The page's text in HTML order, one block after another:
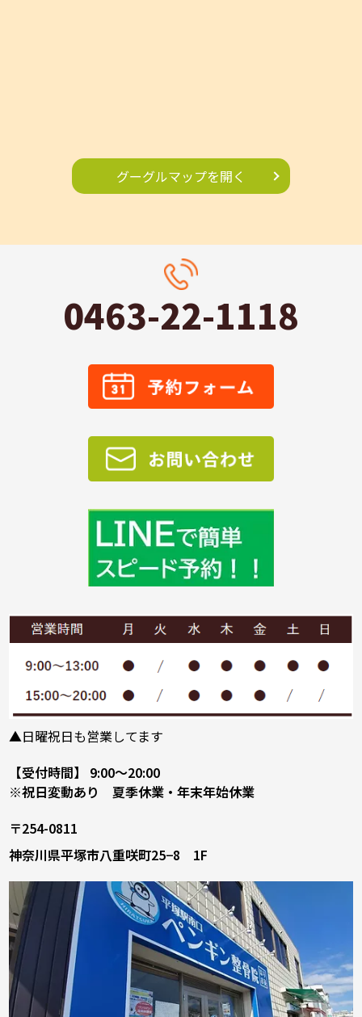
グーグルマップを開く
0463-22-1118
▲日曜祝日も営業してます
【受付時間】 9:00～20:00
※祝日変動あり 夏季休業・年末年始休業
〒254-0811
神奈川県平塚市八重咲町25−8 1F